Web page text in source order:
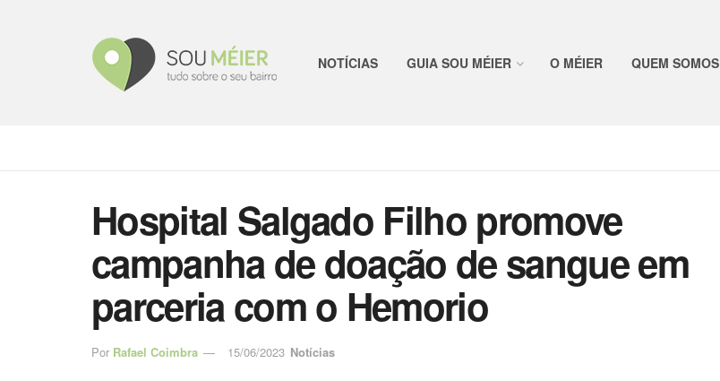
NOTÍCIAS GUIA SOU MÉIER O MÉIER QUEM SOMOS
Hospital Salgado Filho promove
campanha de doação de sangue em
parceria com o Hemorio
Por Rafael Coimbra 15/06/2023 Notícias